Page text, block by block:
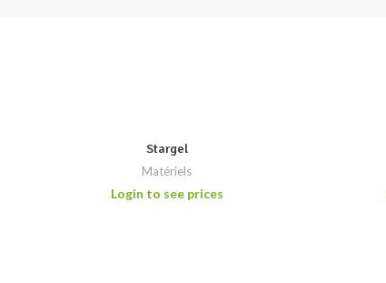
Stargel
Matériels
Login to see prices